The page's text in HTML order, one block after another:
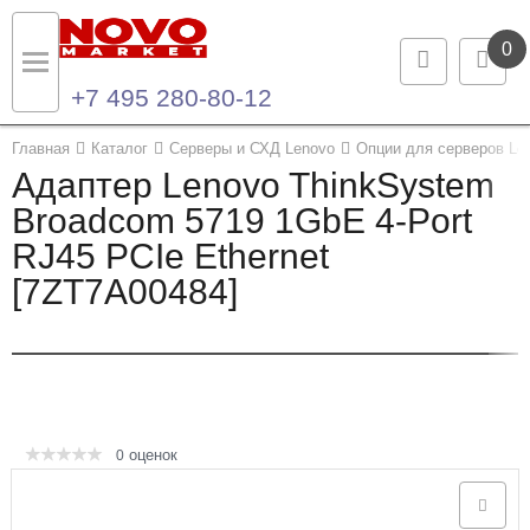
0
+7 495 280-80-12
Главная Каталог Серверы и СХД Lenovo Опции для серверов
Адаптер Lenovo ThinkSystem
Broadcom 5719 1GbE 4-Port
RJ45 PCIe Ethernet
[7ZT7A00484]
0 оценок
Назад
Каталог продукции
Ноутбуки и ультрабуки
Компьютеры
Опции и комплектующие
Назад
Контакты
Контактная информация